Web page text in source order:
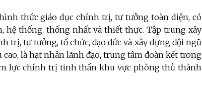
thức giáo dục chính trị, tư tưởng toàn diện, có
hệ thống, thống nhất và thiết thực. Tập trung xây
trị, tư tưởng, tổ chức, đạo đức và xây dựng đội ngũ
cao, là hạt nhân lãnh đạo, trung tâm đoàn kết trong
lực chính trị tinh thần khu vực phòng thủ thành